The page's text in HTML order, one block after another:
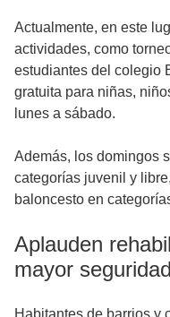
Actualmente, en este
actividades, como
estudiantes del colegio
gratuita para niñas,
lunes a sábado.
Además, los domingos
categorías juvenil y
baloncesto en
Aplauden
mayor seguridad